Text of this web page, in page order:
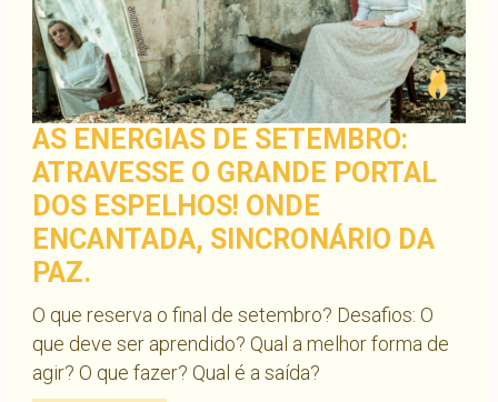
AS ENERGIAS DE SETEMBRO:
ATRAVESSE O GRANDE PORTAL
DOS ESPELHOS! ONDE
ENCANTADA, SINCRONÁRIO DA
PAZ.
O que reserva o final de setembro? Desafios: O
que deve ser aprendido? Qual a melhor forma de
agir? O que fazer? Qual é a saída?